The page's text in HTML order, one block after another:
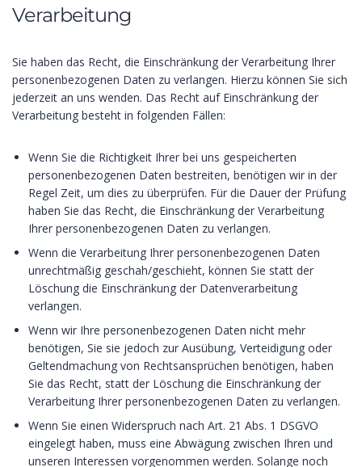
Verarbeitung
Sie haben das Recht, die Einschränkung der Verarbeitung Ihrer
personenbezogenen Daten zu verlangen. Hierzu können Sie sich
jederzeit an uns wenden. Das Recht auf Einschränkung der
Verarbeitung besteht in folgenden Fällen:
Wenn Sie die Richtigkeit Ihrer bei uns gespeicherten
personenbezogenen Daten bestreiten, benötigen wir in der
Regel Zeit, um dies zu überprüfen. Für die Dauer der Prüfung
haben Sie das Recht, die Einschränkung der Verarbeitung
Ihrer personenbezogenen Daten zu verlangen.
Wenn die Verarbeitung Ihrer personenbezogenen Daten
unrechtmäßig geschah/geschieht, können Sie statt der
Löschung die Einschränkung der Datenverarbeitung
verlangen.
Wenn wir Ihre personenbezogenen Daten nicht mehr
benötigen, Sie sie jedoch zur Ausübung, Verteidigung oder
Geltendmachung von Rechtsansprüchen benötigen, haben
Sie das Recht, statt der Löschung die Einschränkung der
Verarbeitung Ihrer personenbezogenen Daten zu verlangen.
Wenn Sie einen Widerspruch nach Art. 21 Abs. 1 DSGVO
eingelegt haben, muss eine Abwägung zwischen Ihren und
unseren Interessen vorgenommen werden. Solange noch